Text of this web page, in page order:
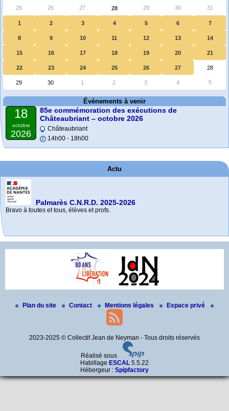
25 26 27 28 29 30 31
1 2 3 4 5 6 7
8 9 10 11 12 13 14
15 16 17 18 19 20 21
22 23 24 25 26 27 28
29 30 1 2 3 4 5
Évènements à venir
18
octobre
2026
85e commémoration des exécutions de
Châteaubriant – octobre 2026
Châteaubriant
14h00 - 18h00
Actu
Palmarès C.N.R.D. 2025-2026
Bravo à toutes et tous, élèves et profs.
commémoration des exécutions de Châteaubriant
Toutes les informations à venir sur le site internet de l’Amicale (…)
Mai 2026 - Commémoration à La Baule-Escoublac
Rendez-vous devant la maison où Jean a enseigné, à La Baule-Escoublac
Septembre 2025 - 81
La commémoration du 81e anniversaire de l’exécution de Jean de Neyman
Plan du site Contact Mentions légales Espace privé
2023-2025 © Collectif Jean de Neyman - Tous droits réservés
Réalisé sous
Habillage ESCAL 5.5.22
Hébergeur : Spipfactory